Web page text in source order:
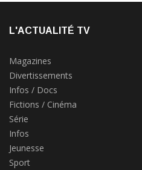
L'ACTUALITÉ TV
Magazines
Divertissements
Infos / Docs
Fictions / Cinéma
Série
Infos
Jeunesse
Sport